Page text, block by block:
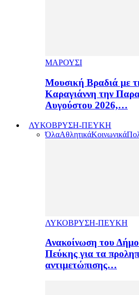
ΜΑΡΟΥΣΙ
Μουσική Βραδιά με
Καραγιάννη την
Αυγούστου 2026,…
ΛΥΚΟΒΡΥΣΗ-ΠΕΥΚΗ
ΌλαΑθλητικάΚοινωνικά
ΛΥΚΟΒΡΥΣΗ-ΠΕΥΚΗ
Ανακοίνωση του
Πεύκης για τα
αντιμετώπισης…